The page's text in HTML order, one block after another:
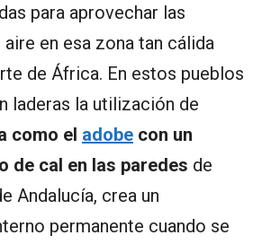
para aprovechar las
en esa zona tan cálida
de África. En estos pueblos
laderas la utilización de
como el adobe con un
de cal en las paredes de
Andalucía, crea un
permanente cuando se